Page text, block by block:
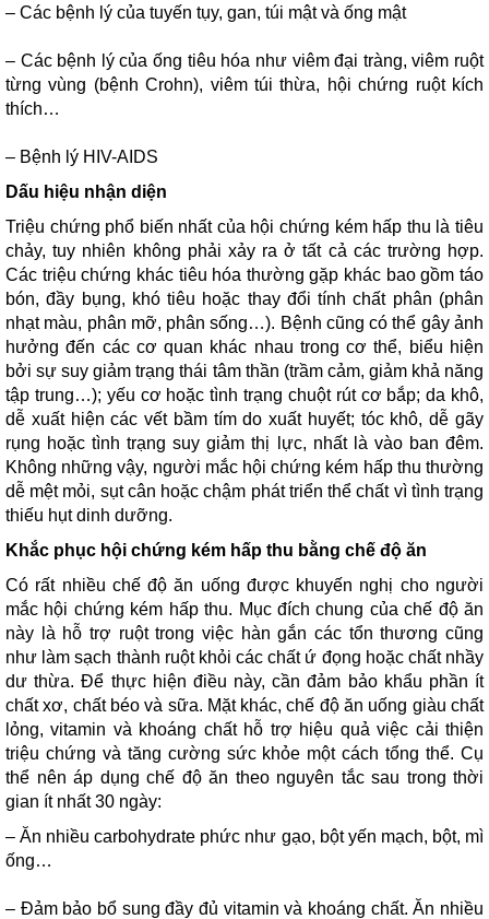
– Các bệnh lý của tuyến tụy, gan, túi mật và ống mật
– Các bệnh lý của ống tiêu hóa như viêm đại tràng, viêm ruột
từng vùng (bệnh Crohn), viêm túi thừa, hội chứng ruột kích
thích…
– Bệnh lý HIV-AIDS
Dấu hiệu nhận diện
Triệu chứng phổ biến nhất của hội chứng kém hấp thu là tiêu
chảy, tuy nhiên không phải xảy ra ở tất cả các trường hợp.
Các triệu chứng khác tiêu hóa thường gặp khác bao gồm táo
bón, đầy bụng, khó tiêu hoặc thay đổi tính chất phân (phân
nhạt màu, phân mỡ, phân sống…). Bệnh cũng có thể gây ảnh
hưởng đến các cơ quan khác nhau trong cơ thể, biểu hiện
bởi sự suy giảm trạng thái tâm thần (trầm cảm, giảm khả năng
tập trung…); yếu cơ hoặc tình trạng chuột rút cơ bắp; da khô,
dễ xuất hiện các vết bầm tím do xuất huyết; tóc khô, dễ gãy
rụng hoặc tình trạng suy giảm thị lực, nhất là vào ban đêm.
Không những vậy, người mắc hội chứng kém hấp thu thường
dễ mệt mỏi, sụt cân hoặc chậm phát triển thể chất vì tình trạng
thiếu hụt dinh dưỡng.
Khắc phục hội chứng kém hấp thu bằng chế độ ăn
Có rất nhiều chế độ ăn uống được khuyến nghị cho người
mắc hội chứng kém hấp thu. Mục đích chung của chế độ ăn
này là hỗ trợ ruột trong việc hàn gắn các tổn thương cũng
như làm sạch thành ruột khỏi các chất ứ đọng hoặc chất nhầy
dư thừa. Để thực hiện điều này, cần đảm bảo khẩu phần ít
chất xơ, chất béo và sữa. Mặt khác, chế độ ăn uống giàu chất
lỏng, vitamin và khoáng chất hỗ trợ hiệu quả việc cải thiện
triệu chứng và tăng cường sức khỏe một cách tổng thể. Cụ
thể nên áp dụng chế độ ăn theo nguyên tắc sau trong thời
gian ít nhất 30 ngày:
– Ăn nhiều carbohydrate phức như gạo, bột yến mạch, bột, mì
ống…
– Đảm bảo bổ sung đầy đủ vitamin và khoáng chất. Ăn nhiều